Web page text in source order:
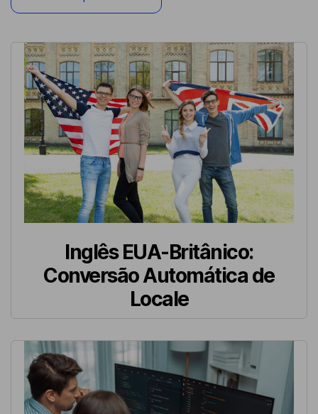
Inglês EUA-Britânico:
Conversão Automática de
Locale